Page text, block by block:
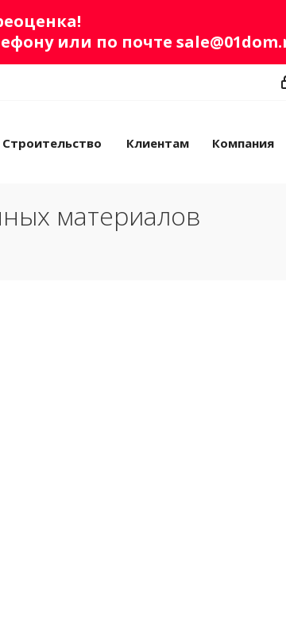
или по почте
Строительство Клиентам Компания
материалов